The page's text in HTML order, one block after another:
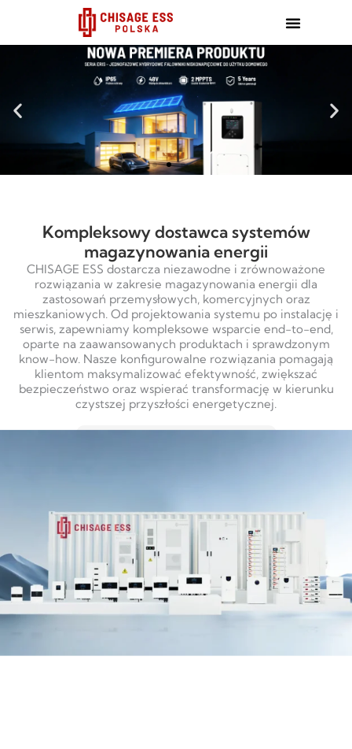
Kompleksowy dostawca systemów
magazynowania energii
CHISAGE ESS dostarcza niezawodne i zrównoważone
rozwiązania w zakresie magazynowania energii dla
zastosowań przemysłowych, komercyjnych oraz
mieszkaniowych. Od projektowania systemu po instalację i
serwis, zapewniamy kompleksowe wsparcie end-to-end,
oparte na zaawansowanych produktach i sprawdzonym
know-how. Nasze konfigurowalne rozwiązania pomagają
klientom maksymalizować efektywność, zwiększać
bezpieczeństwo oraz wspierać transformację w kierunku
czystszej przyszłości energetycznej.